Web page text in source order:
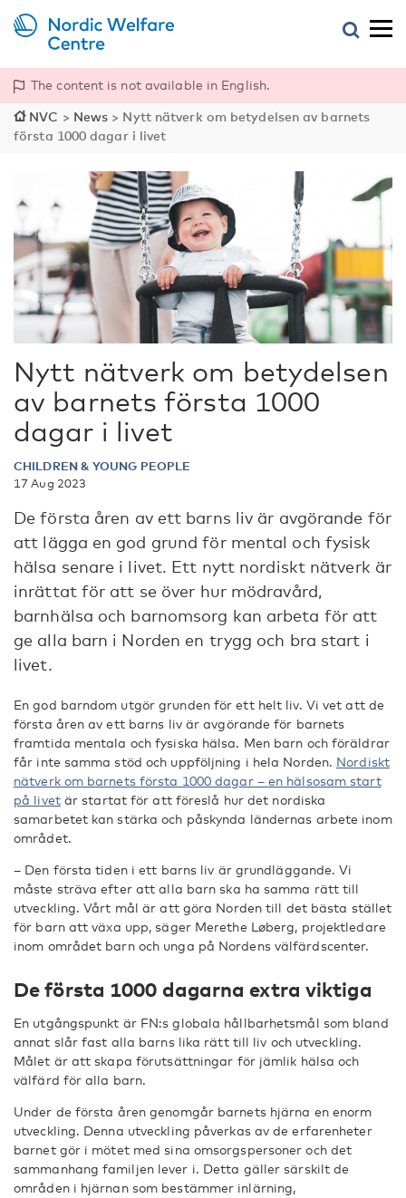
The content is not available in English.
NVC > News > Nytt nätverk om betydelsen av barnets
första 1000 dagar i livet
Nytt nätverk om betydelsen
av barnets första 1000
dagar i livet
CHILDREN & YOUNG PEOPLE
17 Aug 2023
De första åren av ett barns liv är avgörande för
att lägga en god grund för mental och fysisk
hälsa senare i livet. Ett nytt nordiskt nätverk är
inrättat för att se över hur mödravård,
barnhälsa och barnomsorg kan arbeta för att
ge alla barn i Norden en trygg och bra start i
livet.
En god barndom utgör grunden för ett helt liv. Vi vet att de
första åren av ett barns liv är avgörande för barnets
framtida mentala och fysiska hälsa. Men barn och föräldrar
får inte samma stöd och uppföljning i hela Norden. Nordiskt
nätverk om barnets första 1000 dagar – en hälsosam start
på livetär startat för att föreslå hur det nordiska
samarbetet kan stärka och påskynda ländernas arbete inom
området.
– Den första tiden i ett barns liv är grundläggande. Vi
måste sträva efter att alla barn ska ha samma rätt till
utveckling. Vårt mål är att göra Norden till det bästa stället
för barn att växa upp, säger Merethe Løberg, projektledare
inom området barn och unga på Nordens välfärdscenter.
De första 1000 dagarna extra viktiga
En utgångspunkt är FN:s globala hållbarhetsmål som bland
annat slår fast alla barns lika rätt till liv och utveckling.
Målet är att skapa förutsättningar för jämlik hälsa och
välfärd för alla barn.
Under de första åren genomgår barnets hjärna en enorm
utveckling. Denna utveckling påverkas av de erfarenheter
barnet gör i mötet med sina omsorgspersoner och det
sammanhang familjen lever i. Detta gäller särskilt de
områden i hjärnan som bestämmer inlärning,